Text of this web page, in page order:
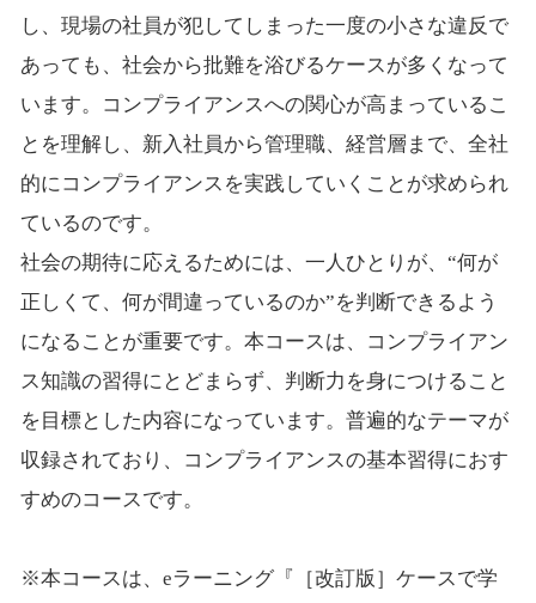
し、現場の社員が犯してしまった一度の小さな違反で
あっても、社会から批難を浴びるケースが多くなって
います。コンプライアンスへの関心が高まっているこ
とを理解し、新入社員から管理職、経営層まで、全社
的にコンプライアンスを実践していくことが求められ
ているのです。
社会の期待に応えるためには、一人ひとりが、“何が
正しくて、何が間違っているのか”を判断できるよう
になることが重要です。本コースは、コンプライアン
ス知識の習得にとどまらず、判断力を身につけること
を目標とした内容になっています。普遍的なテーマが
収録されており、コンプライアンスの基本習得におす
すめのコースです。
※本コースは、eラーニング『［改訂版］ケースで学